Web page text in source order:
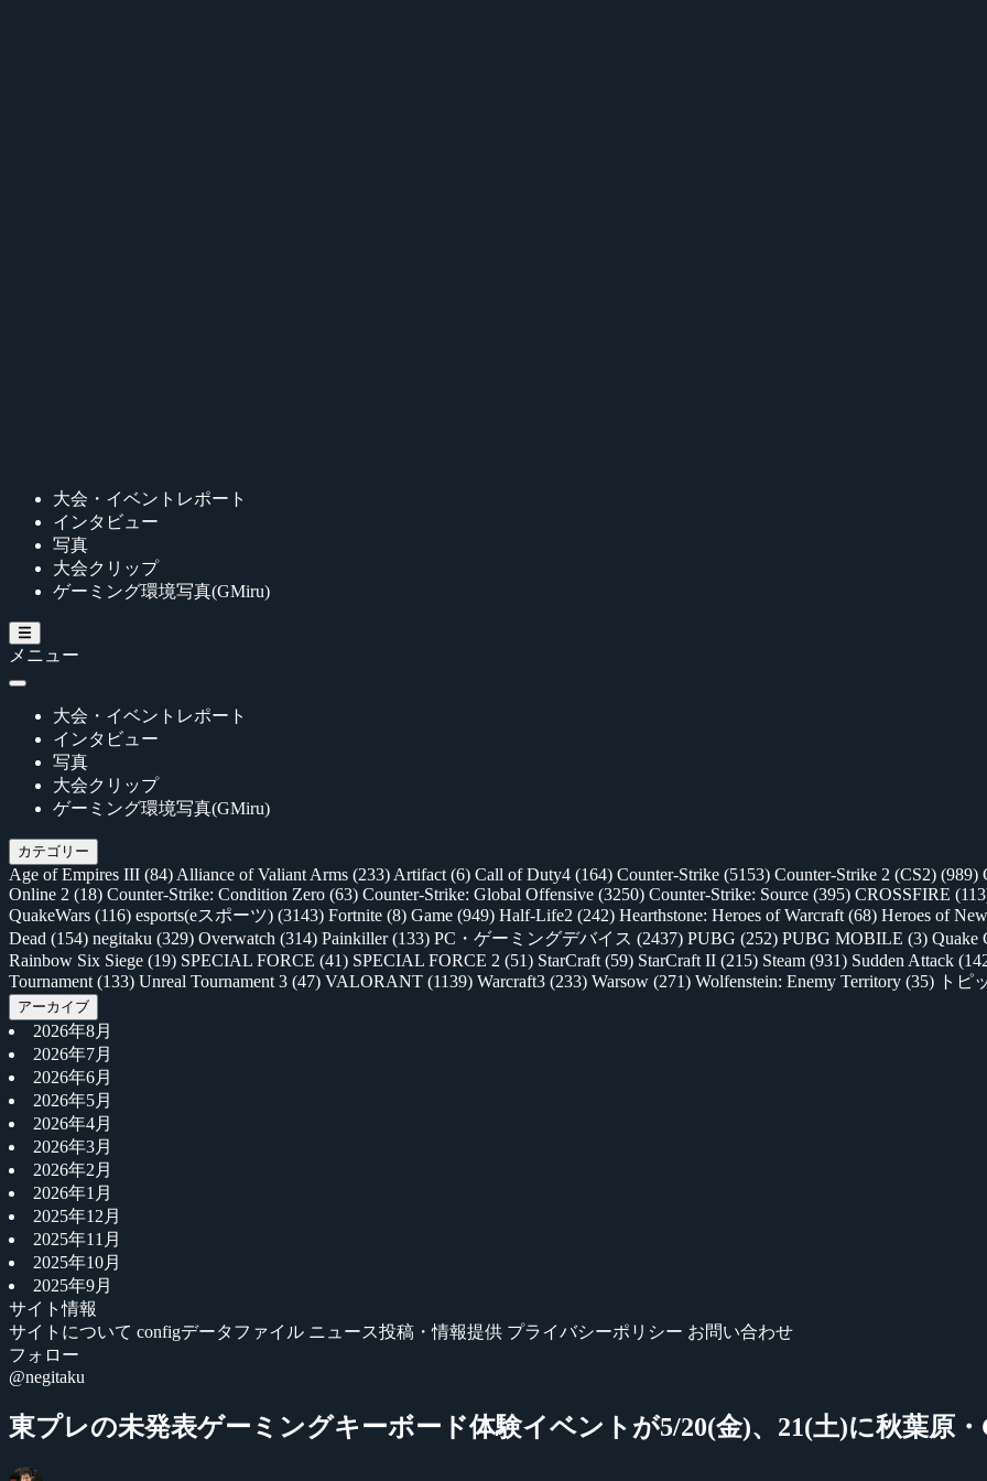
大会・イベントレポート
インタビュー
写真
大会クリップ
ゲーミング環境写真(GMiru)
メニュー
大会・イベントレポート
インタビュー
写真
大会クリップ
ゲーミング環境写真(GMiru)
カテゴリー
Age of Empires III (84) Alliance of Valiant Arms (233) Artifact (6) Call of Duty4 (164) Counter-Strike (5153) Counter-Strike 2 (CS2) (989)
Online 2 (18) Counter-Strike: Condition Zero (63) Counter-Strike: Global Offensive (3250) Counter-Strike: Source (395) CROSSFIRE
QuakeWars (116) esports(eスポーツ) (3143) Fortnite (8) Game (949) Half-Life2 (242) Hearthstone: Heroes of Warcraft (68) Heroes of
Dead (154) negitaku (329) Overwatch (314) Painkiller(133) PC・ゲーミングデバイス (2437) PUBG (252) PUBG MOBILE (3) Quake
Rainbow Six Siege (19) SPECIAL FORCE (41) SPECIAL FORCE 2 (51) StarCraft (59) StarCraft II (215) Steam (931) Sudden Attack
Tournament (133) Unreal Tournament 3 (47) VALORANT (1139) Warcraft3 (233) Warsow (271) Wolfenstein: Enemy Territory (35) トピ
アーカイブ
2026年8月
2026年7月
2026年6月
2026年5月
2026年4月
2026年3月
2026年2月
2026年1月
2025年12月
2025年11月
2025年10月
2025年9月
サイト情報
サイトについて configデータファイル ニュース投稿・情報提供 プライバシーポリシー お問い合わせ
フォロー
@negitaku
東プレの未発表ゲーミングキーボード体験イベントが5/20(金)、21(土)に秋葉原